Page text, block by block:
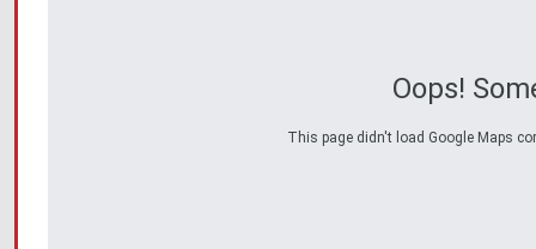
Oops!
This page didn't load Google Maps